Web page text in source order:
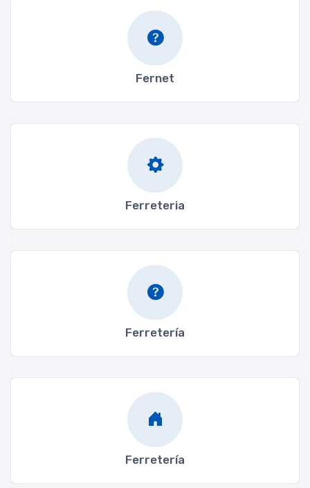
Fernet
Ferreteria
Ferretería
Ferretería